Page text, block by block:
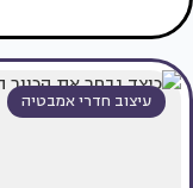
עיצוב חדרי אמבטיה